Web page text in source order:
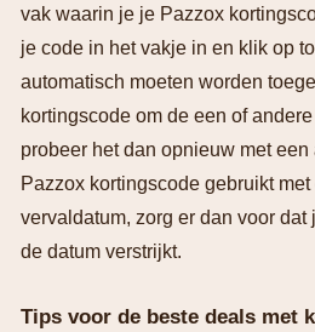
vak waarin je je Pazzox
je code in het vakje in en klik op
automatisch moeten worden
kortingscode om de een of
probeer het dan opnieuw met
Pazzox kortingscode gebruikt
vervaldatum, zorg er dan voor
de datum verstrijkt.
Tips voor de beste deals met